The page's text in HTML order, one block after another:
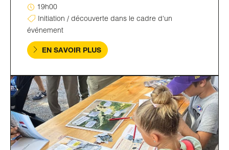
19h00
Initiation / découverte dans le cadre d'un
événement
EN SAVOIR PLUS